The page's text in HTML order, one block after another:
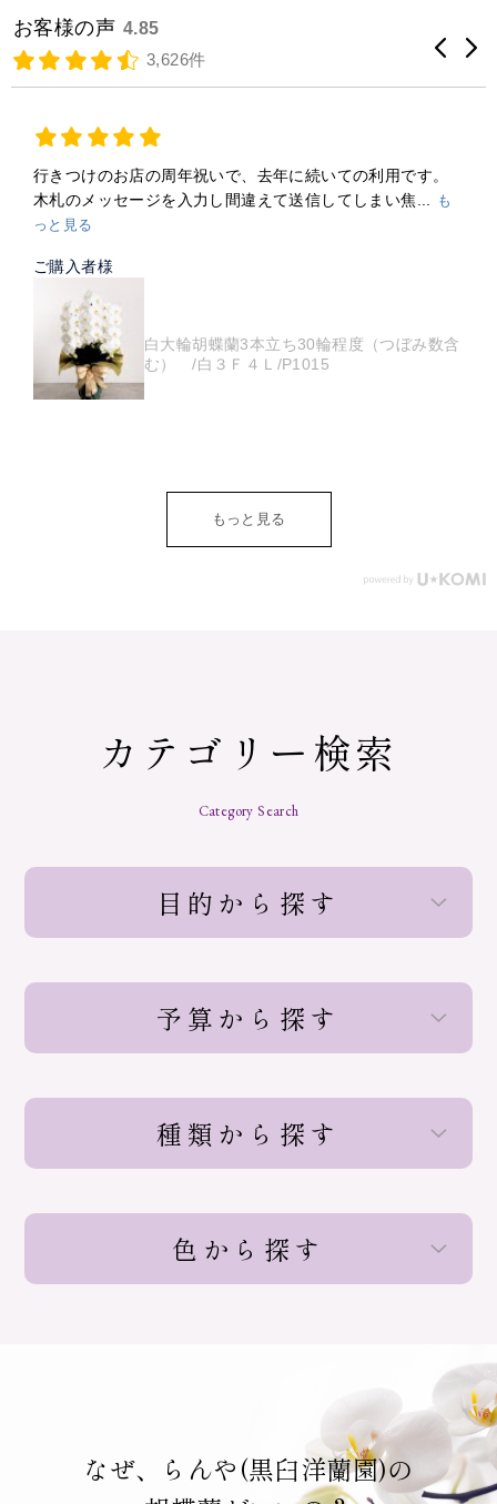
お客様の声 4.85
3,626件
行きつけのお店の周年祝いで、去年に続いての利用です。
木札のメッセージを入力し間違えて送信してしまい焦... も
っと見る
ご購入者様
白大輪胡蝶蘭3本立ち30輪程度（つぼみ数含
む） /白３Ｆ４Ｌ/P1015
もっと見る
カテゴリー検索
Category Search
目的から探す
予算から探す
種類から探す
色から探す
なぜ、らんや(黒臼洋蘭園)の